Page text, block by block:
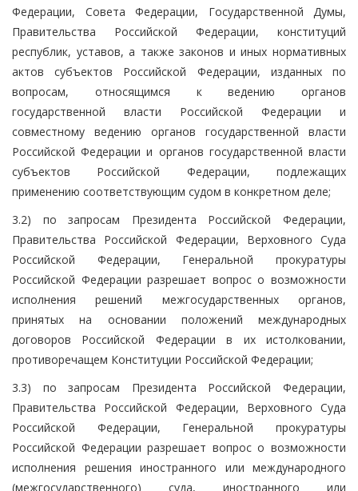
Федерации, Совета Федерации, Государственной Думы,
Правительства Российской Федерации, конституций
республик, уставов, а также законов и иных нормативных
актов субъектов Российской Федерации, изданных по
вопросам, относящимся к ведению органов
государственной власти Российской Федерации и
совместному ведению органов государственной власти
Российской Федерации и органов государственной власти
субъектов Российской Федерации, подлежащих
применению соответствующим судом в конкретном деле;
3.2) по запросам Президента Российской Федерации,
Правительства Российской Федерации, Верховного Суда
Российской Федерации, Генеральной прокуратуры
Российской Федерации разрешает вопрос о возможности
исполнения решений межгосударственных органов,
принятых на основании положений международных
договоров Российской Федерации в их истолковании,
противоречащем Конституции Российской Федерации;
3.3) по запросам Президента Российской Федерации,
Правительства Российской Федерации, Верховного Суда
Российской Федерации, Генеральной прокуратуры
Российской Федерации разрешает вопрос о возможности
исполнения решения иностранного или международного
(межгосударственного) суда, иностранного или